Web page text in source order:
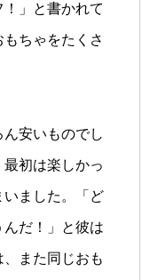
！」と書かれて
ちゃをたくさ
安いものでし
初は楽しかっ
いました。「ど
んだ！」と彼は
また同じおも